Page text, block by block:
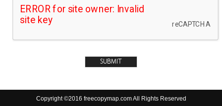
Copyright ©2016 freecopymap.com All Rights Reserved